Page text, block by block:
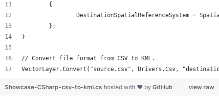
	{
DestinationSpatialReferenceSystem =
	};
}
// Convert file format from CSV to KML.
VectorLayer.Convert("source.csv", Drivers.Csv,
view raw
Showcase-CSharp-csv-to-kml.cs hosted with ❤ by GitHub